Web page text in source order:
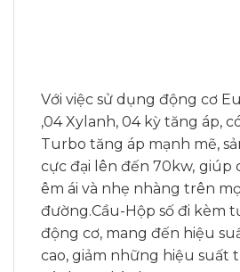
Với việc sử dụng động cơ
,04 Xylanh, 04 kỳ tăng áp,
Turbo tăng áp mạnh mẽ,
cực đại lên đến 70kw, giúp
êm ái và nhẹ nhàng trên
đường.Cầu-Hộp số đi kèm
động cơ, mang đến hiệu
cao, giảm những hiệu suất